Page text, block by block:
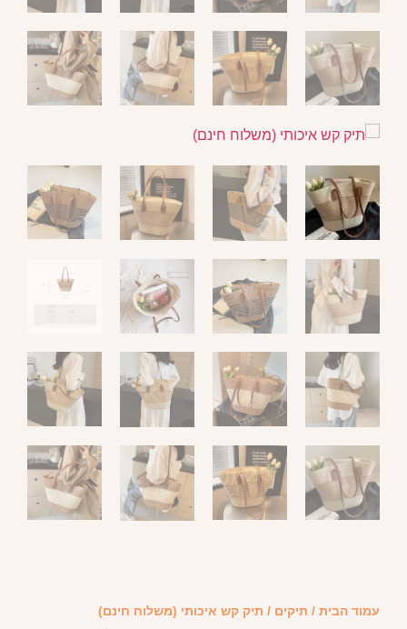
עמוד הבית / תיקים / תיק קש איכותי (משלוח חינם)